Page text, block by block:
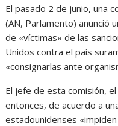
El pasado 2 de junio, una
(AN, Parlamento) anunció
de «víctimas» de las
Unidos contra el país
«consignarlas ante
El jefe de esta comisión,
entonces, de acuerdo a
estadounidenses